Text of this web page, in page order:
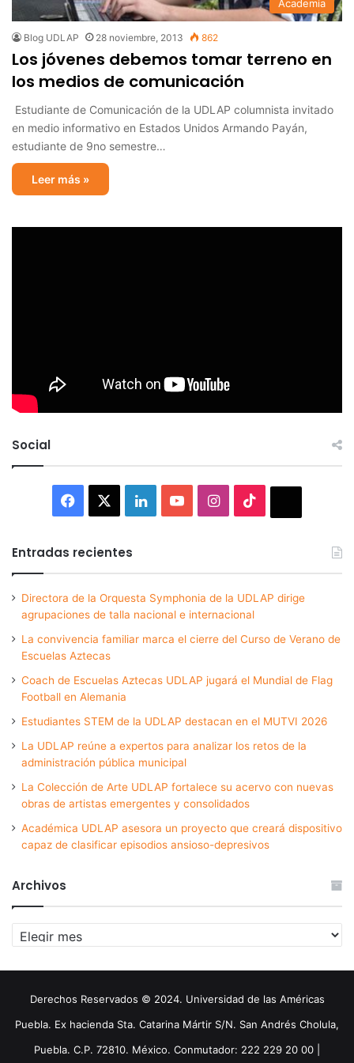
Academia
Blog UDLAP 28 noviembre, 2013 862
Los jóvenes debemos tomar terreno en
los medios de comunicación
Estudiante de Comunicación de la UDLAP columnista invitado
en medio informativo en Estados Unidos Armando Payán,
estudiante de 9no semestre…
Leer más »
Social
Facebook LinkedInYouTubeInstagram
Entradas recientes
Directora de la Orquesta Symphonia de la UDLAP dirige
agrupaciones de talla nacional e internacional
La convivencia familiar marca el cierre del Curso de Verano de
Escuelas Aztecas
Coach de Escuelas Aztecas UDLAP jugará el Mundial de Flag
Football en Alemania
Estudiantes STEM de la UDLAP destacan en el MUTVI 2026
La UDLAP reúne a expertos para analizar los retos de la
administración pública municipal
La Colección de Arte UDLAP fortalece su acervo con nuevas
obras de artistas emergentes y consolidados
Académica UDLAP asesora un proyecto que creará dispositivo
capaz de clasificar episodios ansioso-depresivos
Archivos
Archivos
Derechos Reservados © 2024. Universidad de las Américas
Puebla. Ex hacienda Sta. Catarina Mártir S/N. San Andrés Cholula,
Puebla. C.P. 72810. México. Conmutador: 222 229 20 00 |